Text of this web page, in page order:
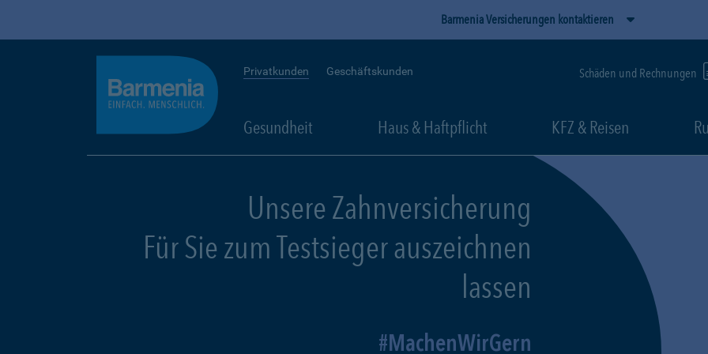
Barmenia Versicherungen kontaktieren
Privatkunden Geschäftskunden Schäden und Rechnungen
Gesundheit Haus & Haftpflicht KFZ & Reisen
Unsere Zahnversicherung
Für Sie zum Testsieger auszeichnen
lassen
MachenWirGern